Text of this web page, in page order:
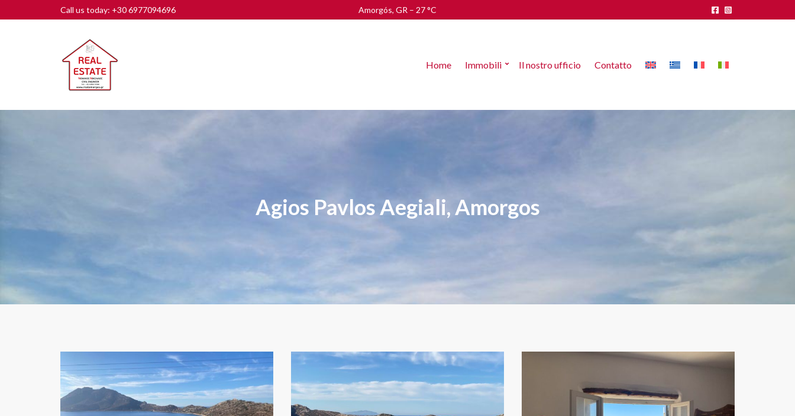
Call us today: +30 6977094696 Amorgós, GR – 27 C
Home Immobili Il nostro ufficio Contatto
Agios Pavlos Aegiali, Amorgos